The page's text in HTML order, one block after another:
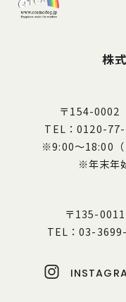
株
〒154-0002
TEL：0120-
※9:00～18:00（
※年末年
〒135-
TEL：03-